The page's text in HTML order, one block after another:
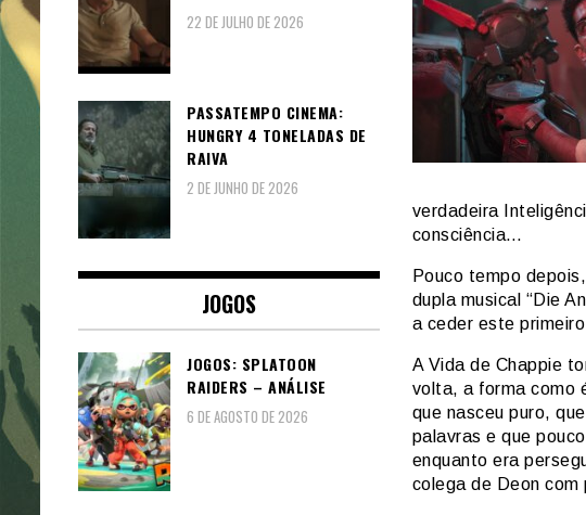
verdadeira
consciência…
Pouco tempo
dupla musical “Die
a ceder este
A Vida de Chappie
volta, a forma como
que nasceu puro,
palavras e que
enquanto era
colega de Deon
22 DE JULHO DE 2026
PASSATEMPO CINEMA:
HUNGRY 4 TONELADAS DE
RAIVA
2 DE JUNHO DE 2026
JOGOS
JOGOS: SPLATOON
RAIDERS – ANÁLISE
6 DE AGOSTO DE 2026